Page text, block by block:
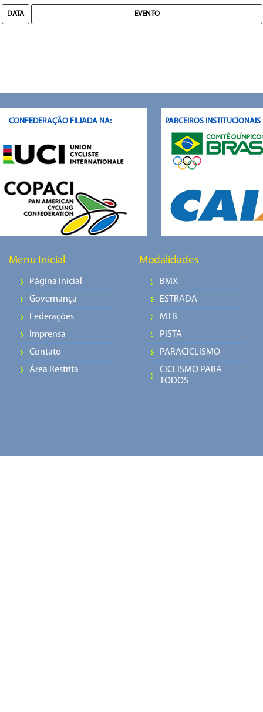
DATA EVENTO
CONFEDERAÇÂO FILIADA NA: PARCEIROS
Menu Inicial
Página Inicial
Governança
Federações
Imprensa
Contato
Área Restrita
Modalidades
BMX
ESTRADA
MTB
PISTA
PARACICLISMO
CICLISMO PARA
TODOS